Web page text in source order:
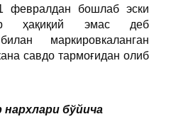
февралдан бошлаб эски
ҳақиқий эмас деб
маркировкаланган
савдо тармоғидан олиб
нархлари бўйича